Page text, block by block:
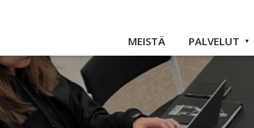
MEISTÄ
PALVELUT